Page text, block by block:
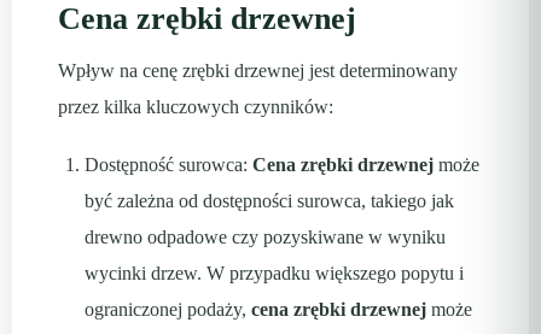
Cena zrębki drzewnej
Wpływ na cenę zrębki drzewnej jest determinowany
przez kilka kluczowych czynników:
Dostępność surowca: Cena zrębki drzewnej może
być zależna od dostępności surowca, takiego jak
drewno odpadowe czy pozyskiwane w wyniku
wycinki drzew. W przypadku większego popytu i
ograniczonej podaży, cena zrębki drzewnej może